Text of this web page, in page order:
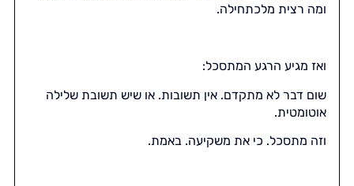
ומה רצית מלכתחילה.
ואז מגיע הרגע המתסכל:
שום דבר לא מתקדם. אין תשובות. או שיש תשובת שלילה
אוטומטית.
וזה מתסכל. כי את משקיעה. באמת.